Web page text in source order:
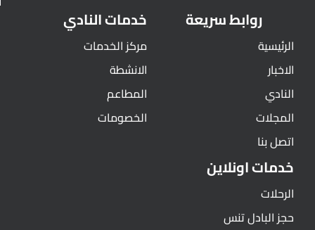
روابط سريعة
الرئيسية
الاخبار
النادي
المجلات
اتصل بنا
خدمات النادي
مركز الخدمات
الانشطة
المطاعم
الخصومات
خدمات اونلاين
الرحلات
حجز البادل تنس